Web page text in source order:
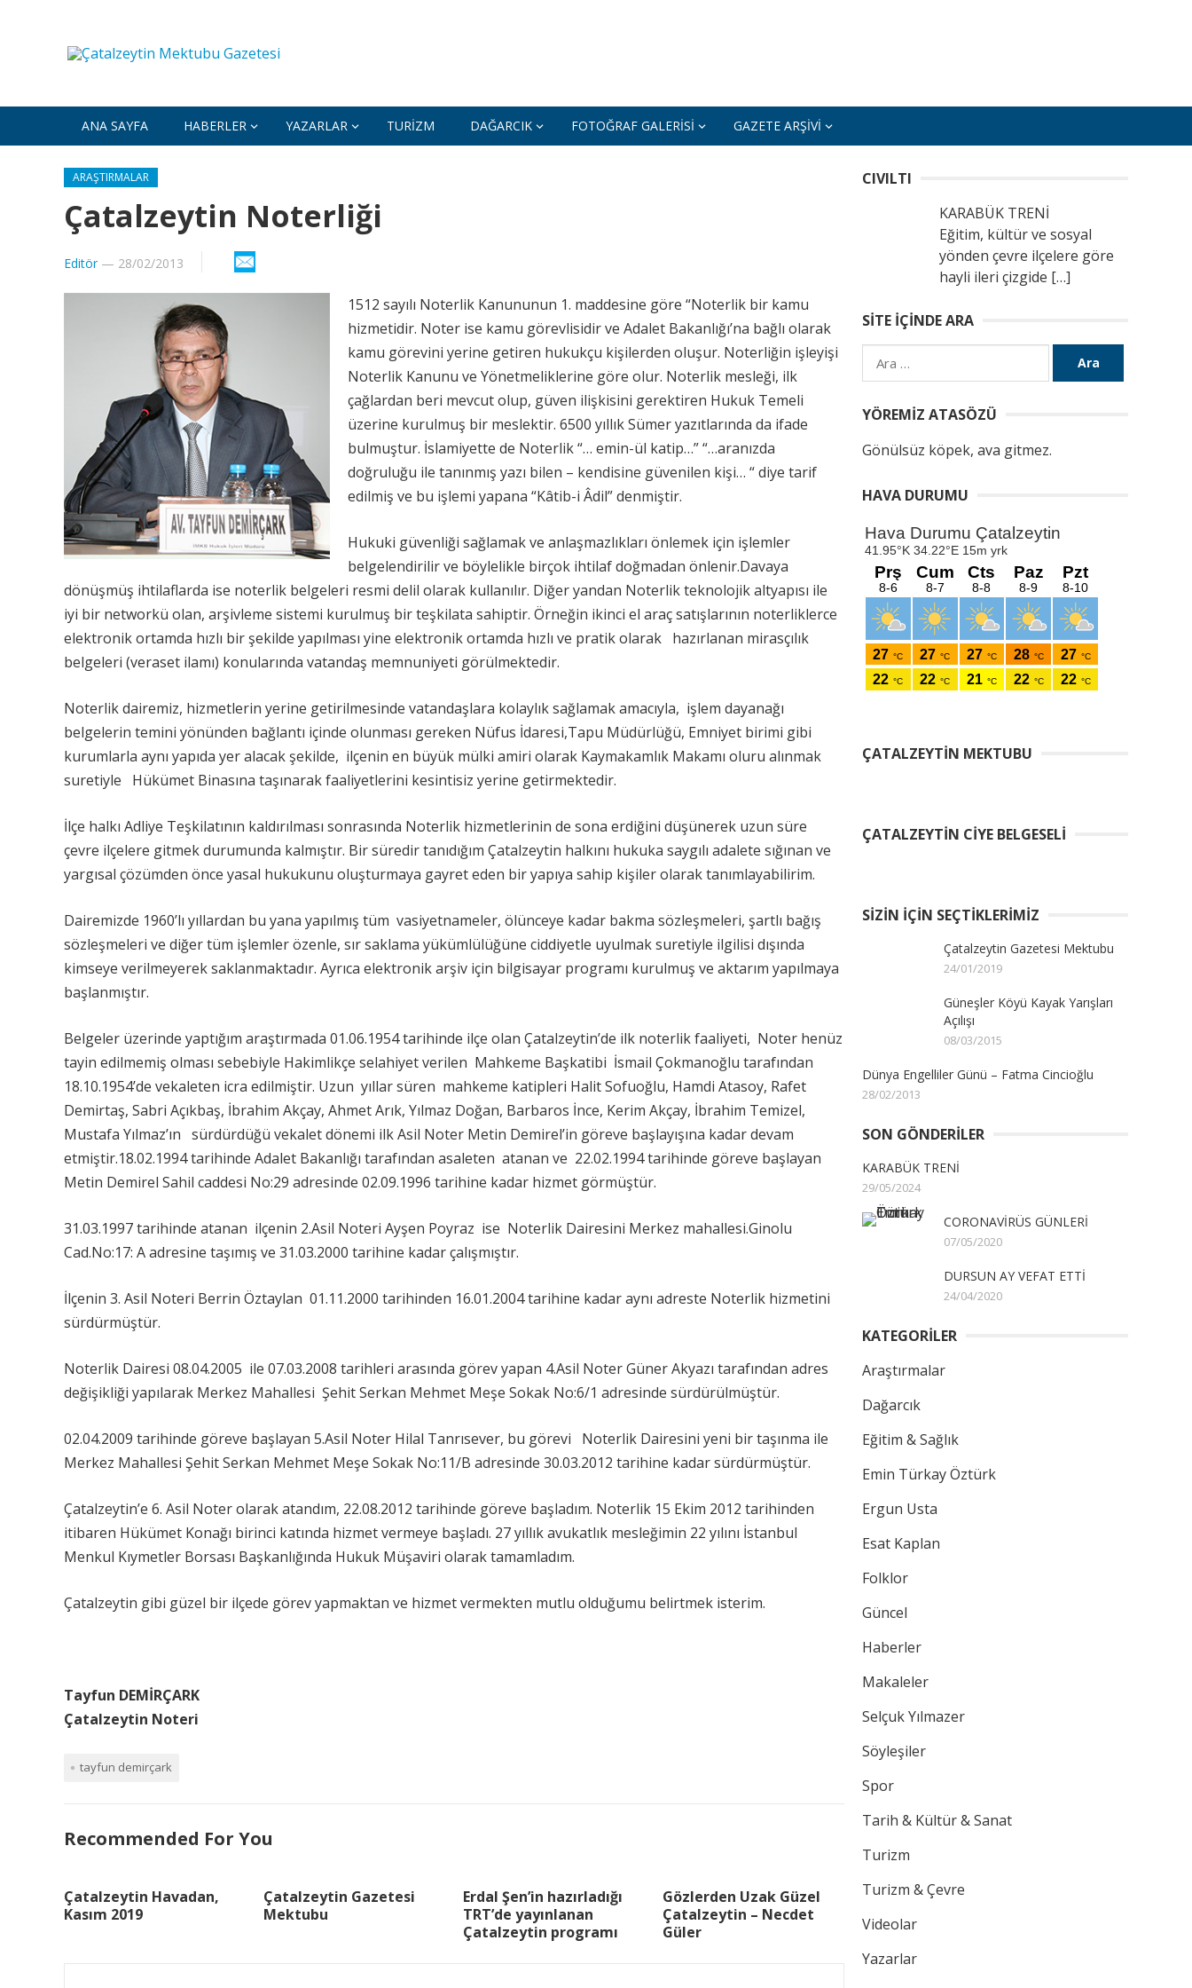
ANA SAYFA HABERLER YAZARLAR TURIZM DAĞARCIK FOTOĞRAF GALERISI GAZETE ARŞIVI
ARAŞTIRMALAR
Çatalzeytin Noterliği
Editör— 28/02/2013
1512 sayılı Noterlik Kanununun 1. maddesine göre “Noterlik bir kamu
hizmetidir. Noter ise kamu görevlisidir ve Adalet Bakanlığı’na bağlı olarak
kamu görevini yerine getiren hukukçu kişilerden oluşur. Noterliğin işleyişi
Noterlik Kanunu ve Yönetmeliklerine göre olur. Noterlik mesleği, ilk
çağlardan beri mevcut olup, güven ilişkisini gerektiren Hukuk Temeli
üzerine kurulmuş bir meslektir. 6500 yıllık Sümer yazıtlarında da ifade
bulmuştur. İslamiyette de Noterlik “… emin-ül katip…” “…aranızda
doğruluğu ile tanınmış yazı bilen – kendisine güvenilen kişi… “ diye tarif
edilmiş ve bu işlemi yapana “Kâtib-i Âdil” denmiştir.
Hukuki güvenliği sağlamak ve anlaşmazlıkları önlemek için işlemler
belgelendirilir ve böylelikle birçok ihtilaf doğmadan önlenir.Davaya
dönüşmüş ihtilaflarda ise noterlik belgeleri resmi delil olarak kullanılır. Diğer yandan Noterlik teknolojik altyapısı ile
iyi bir networkü olan, arşivleme sistemi kurulmuş bir teşkilata sahiptir. Örneğin ikinci el araç satışlarının noterliklerce
elektronik ortamda hızlı bir şekilde yapılması yine elektronik ortamda hızlı ve pratik olarak hazırlanan mirasçılık
belgeleri (veraset ilamı) konularında vatandaş memnuniyeti görülmektedir.
Noterlik dairemiz, hizmetlerin yerine getirilmesinde vatandaşlara kolaylık sağlamak amacıyla, işlem dayanağı
belgelerin temini yönünden bağlantı içinde olunması gereken Nüfus İdaresi,Tapu Müdürlüğü, Emniyet birimi gibi
kurumlarla aynı yapıda yer alacak şekilde, ilçenin en büyük mülki amiri olarak Kaymakamlık Makamı oluru alınmak
suretiyle Hükümet Binasına taşınarak faaliyetlerini kesintisiz yerine getirmektedir.
İlçe halkı Adliye Teşkilatının kaldırılması sonrasında Noterlik hizmetlerinin de sona erdiğini düşünerek uzun süre
çevre ilçelere gitmek durumunda kalmıştır. Bir süredir tanıdığım Çatalzeytin halkını hukuka saygılı adalete sığınan ve
yargısal çözümden önce yasal hukukunu oluşturmaya gayret eden bir yapıya sahip kişiler olarak tanımlayabilirim.
Dairemizde 1960’lı yıllardan bu yana yapılmış tüm vasiyetnameler, ölünceye kadar bakma sözleşmeleri, şartlı bağış
sözleşmeleri ve diğer tüm işlemler özenle, sır saklama yükümlülüğüne ciddiyetle uyulmak suretiyle ilgilisi dışında
kimseye verilmeyerek saklanmaktadır. Ayrıca elektronik arşiv için bilgisayar programı kurulmuş ve aktarım yapılmaya
başlanmıştır.
Belgeler üzerinde yaptığım araştırmada 01.06.1954 tarihinde ilçe olan Çatalzeytin’de ilk noterlik faaliyeti, Noter henüz
tayin edilmemiş olması sebebiyle Hakimlikçe selahiyet verilen Mahkeme Başkatibi İsmail Çokmanoğlu tarafından
18.10.1954’de vekaleten icra edilmiştir. Uzun yıllar süren mahkeme katipleri Halit Sofuoğlu, Hamdi Atasoy, Rafet
Demirtaş, Sabri Açıkbaş, İbrahim Akçay, Ahmet Arık, Yılmaz Doğan, Barbaros İnce, Kerim Akçay, İbrahim Temizel,
Mustafa Yılmaz’ın sürdürdüğü vekalet dönemi ilk Asil Noter Metin Demirel’in göreve başlayışına kadar devam
etmiştir.18.02.1994 tarihinde Adalet Bakanlığı tarafından asaleten atanan ve 22.02.1994 tarihinde göreve başlayan
Metin Demirel Sahil caddesi No:29 adresinde 02.09.1996 tarihine kadar hizmet görmüştür.
31.03.1997 tarihinde atanan ilçenin 2.Asil Noteri Ayşen Poyraz ise Noterlik Dairesini Merkez mahallesi.Ginolu
Cad.No:17: A adresine taşımış ve 31.03.2000 tarihine kadar çalışmıştır.
İlçenin 3. Asil Noteri Berrin Öztaylan 01.11.2000 tarihinden 16.01.2004 tarihine kadar aynı adreste Noterlik hizmetini
sürdürmüştür.
Noterlik Dairesi 08.04.2005 ile 07.03.2008 tarihleri arasında görev yapan 4.Asil Noter Güner Akyazı tarafından adres
değişikliği yapılarak Merkez Mahallesi Şehit Serkan Mehmet Meşe Sokak No:6/1 adresinde sürdürülmüştür.
02.04.2009 tarihinde göreve başlayan 5.Asil Noter Hilal Tanrısever, bu görevi Noterlik Dairesini yeni bir taşınma ile
Merkez Mahallesi Şehit Serkan Mehmet Meşe Sokak No:11/B adresinde 30.03.2012 tarihine kadar sürdürmüştür.
Çatalzeytin’e 6. Asil Noter olarak atandım, 22.08.2012 tarihinde göreve başladım. Noterlik 15 Ekim 2012 tarihinden
itibaren Hükümet Konağı birinci katında hizmet vermeye başladı. 27 yıllık avukatlık mesleğimin 22 yılını İstanbul
Menkul Kıymetler Borsası Başkanlığında Hukuk Müşaviri olarak tamamladım.
Çatalzeytin gibi güzel bir ilçede görev yapmaktan ve hizmet vermekten mutlu olduğumu belirtmek isterim.
Tayfun DEMİRÇARK
Çatalzeytin Noteri
tayfun demirçark
Recommended For You
Çatalzeytin Havadan,
Kasım 2019
Çatalzeytin Gazetesi
Mektubu
Erdal Şen’in hazırladığı
TRT’de yayınlanan
Çatalzeytin programı
Gözlerden Uzak Güzel
Çatalzeytin – Necdet
Güler
CIVILTI
KARABÜK TRENİ
Eğitim, kültür ve sosyal
yönden çevre ilçelere göre
hayli ileri çizgide […]
SITE İÇINDE ARA
Arama:
YÖREMIZ ATASÖZÜ
Gönülsüz köpek, ava gitmez.
HAVA DURUMU
ÇATALZEYTIN MEKTUBU
ÇATALZEYTIN CIYE BELGESELI
SIZIN İÇIN SEÇTIKLERIMIZ
Çatalzeytin Gazetesi Mektubu
24/01/2019
Güneşler Köyü Kayak Yarışları
Açılışı
08/03/2015
Dünya Engelliler Günü – Fatma Cincioğlu
28/02/2013
SON GÖNDERILER
KARABÜK TRENİ
29/05/2024
CORONAVİRÜS GÜNLERİ
07/05/2020
DURSUN AY VEFAT ETTİ
24/04/2020
KATEGORİLER
Araştırmalar
Dağarcık
Eğitim & Sağlık
Emin Türkay Öztürk
Ergun Usta
Esat Kaplan
Folklor
Güncel
Haberler
Makaleler
Selçuk Yılmazer
Söyleşiler
Spor
Tarih & Kültür & Sanat
Turizm
Turizm & Çevre
Videolar
Yazarlar